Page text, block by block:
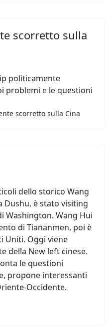
scorretto sulla
politicamente
problemi e le questioni
scorretto sulla Cina
dello storico Wang
Dushu, è stato visiting
Washington. Wang Hui
di Tiananmen, poi è
Uniti. Oggi viene
della New left cinese.
le questioni
propone interessanti
Occidente.